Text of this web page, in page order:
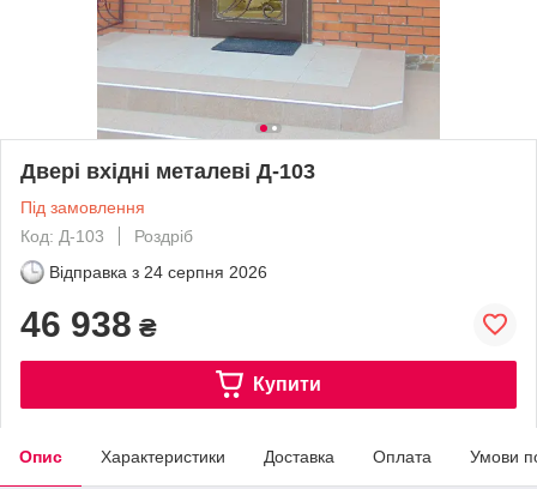
Двері вхідні металеві Д-103
Під замовлення
Код: Д-103
Роздріб
Відправка з 24 серпня 2026
46 938 ₴
Купити
Опис Характеристики Доставка Оплата Умови